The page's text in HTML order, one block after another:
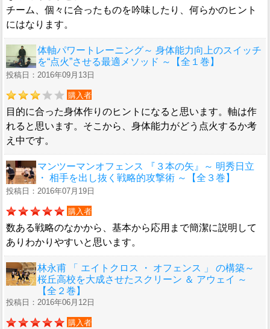
チーム、個々に合ったものを吟味したり、何らかのヒント
にはなります。
体軸パワートレーニング～ 身体能力向上のスイッチ
を“点火”させる最適メソッド ～【全１巻】
投稿日：2016年09月13日
購入者
目的に合った身体作りのヒントになると思います。軸は作
れると思います。そこから、身体能力がどう点火するか考
え中です。
マンツーマンオフェンス 『３本の矢』～ 明秀日立
・ 相手を出し抜く戦略的攻撃術 ～【全３巻】
投稿日：2016年07月19日
購入者
数ある戦略のなかから、基本から応用まで簡潔に説明して
ありわかりやすいと思います。
林永甫 「 エイトクロス ・ オフェンス 」 の構築～
桜丘高校を大成させたスクリーン ＆ アウェイ ～
【全２巻】
投稿日：2016年06月12日
購入者